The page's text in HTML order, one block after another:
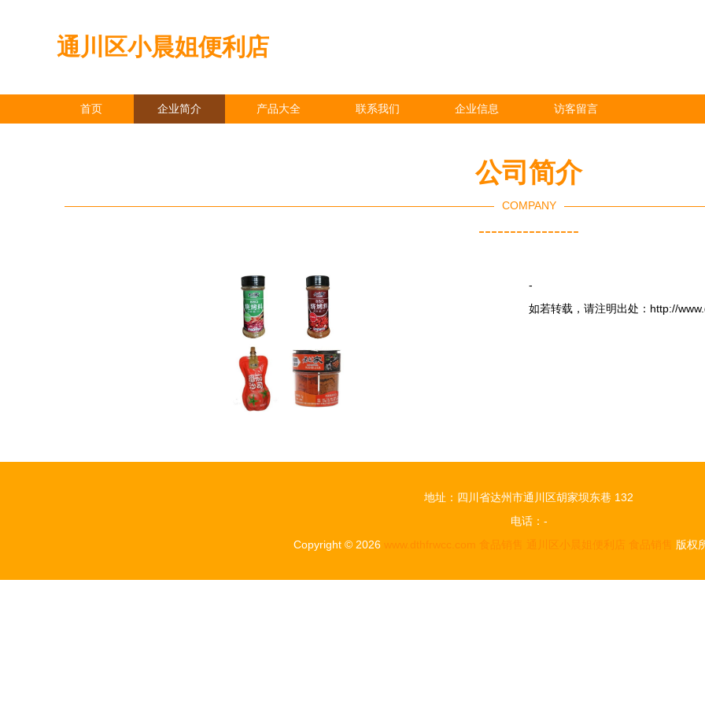
通川区小晨姐便利店
首页 企业简介 产品大全 联系我们 企业信息 访客留言
公司简介
COMPANY
----------------
-
如若转载，请注明出处：http://
地址：四川省达州市通川区胡家坝东巷 132
电话：-
Copyright © 2026 www.dthfrwcc.com 食品销售 通川区小晨姐便利店 食品销售 版权